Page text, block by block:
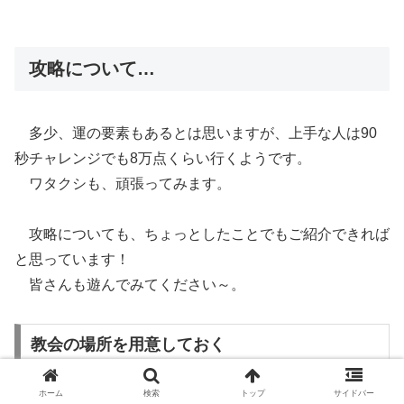
攻略について…
多少、運の要素もあるとは思いますが、上手な人は90
秒チャレンジでも8万点くらい行くようです。
ワタクシも、頑張ってみます。
攻略についても、ちょっとしたことでもご紹介できれば
と思っています！
皆さんも遊んでみてください～。
教会の場所を用意しておく
ホーム 検索 トップ サイドバー